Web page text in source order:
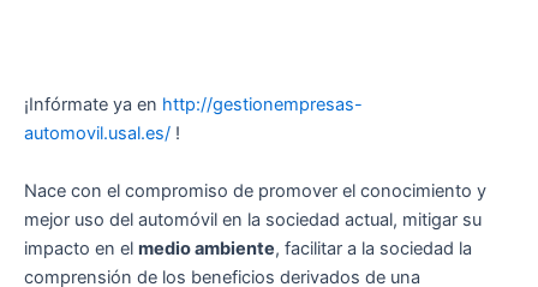
¡Infórmate ya en http://gestionempresas-
automovil.usal.es/ !
Nace con el compromiso de promover el conocimiento y
mejor uso del automóvil en la sociedad actual, mitigar su
impacto en el medio ambiente, facilitar a la sociedad la
comprensión de los beneficios derivados de una